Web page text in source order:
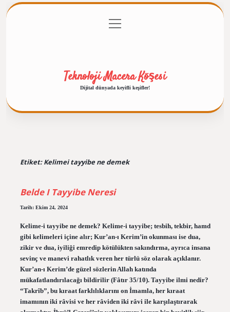
Gizlilik Politikası
menüyü
aç
Teknoloji Macera Köşesi
Dijital dünyada keyifli keşifler!
Etiket:Kelimei tayyibe ne demek
Belde I Tayyibe Neresi
Tarih: Ekim 24, 2024
Kelime-i tayyibe ne demek? Kelime-i tayyibe; tesbih, tekbir, hamd
gibi kelimeleri içine alır; Kur’an-ı Kerim’in okunması ise dua,
zikir ve dua, iyiliği emredip kötülükten sakındırma, ayrıca insana
sevinç ve manevi rahatlık veren her türlü söz olarak açıklanır.
Kur’an-ı Kerim’de güzel sözlerin Allah katında
mükafatlandırılacağı bildirilir (Fâtır 35/10). Tayyibe ilmi nedir?
“Takrîb”, bu kıraat farklılıklarını on İmamla, her kıraat
imamının iki râvisi ve her râviden iki râvi ile karşılaştırarak